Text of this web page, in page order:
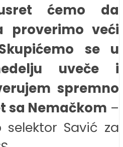
ćemo da
proverimo veći
se u
uveče i
spremno
sa Nemačkom –
Savić za